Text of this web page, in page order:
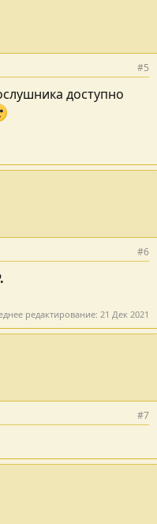
#5
доступно
#6
редактирование: 21 Дек 2021
#7